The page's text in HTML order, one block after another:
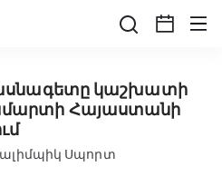
կաշխատի
Հայաստանի
Սպորտ